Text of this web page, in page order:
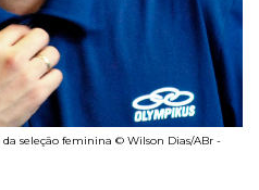
seleção feminina © Wilson Dias/ABr -